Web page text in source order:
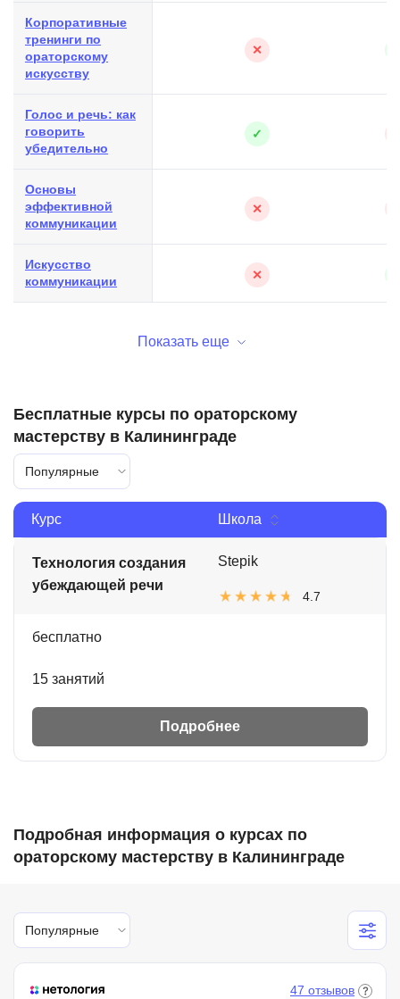
Корпоративные
тренинги по
ораторскому
искусству
✕
Голос и речь: как
говорить
убедительно
✓
Основы
эффективной
коммуникации
✕
Искусство
коммуникации
✕
Показать еще
Бесплатные курсы по ораторскому
мастерству в Калининграде
Популярные
Курс Школа
Технология создания
убеждающей речи
Stepik
4.7
бесплатно
15 занятий
Подробнее
Подробная информация о курсах по
ораторскому мастерству в Калининграде
Популярные
47 отзывов